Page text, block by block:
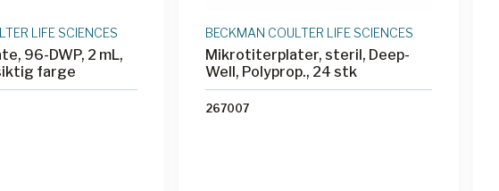
LIFE SCIENCES
96-DWP, 2 mL,
farge
BECKMAN COULTER LIFE SCIENCES
Mikrotiterplater, steril, Deep-
Well, Polyprop., 24 stk
267007